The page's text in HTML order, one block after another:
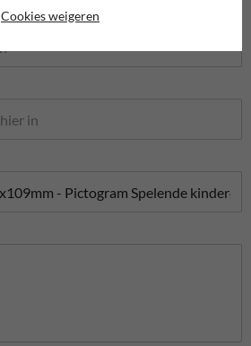
Cookies weigeren